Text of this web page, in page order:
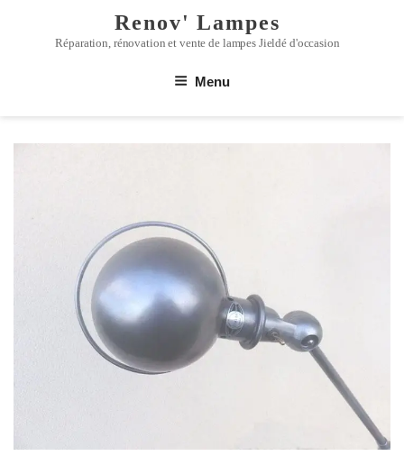
Renov' Lampes
Réparation, rénovation et vente de lampes Jieldé d'occasion
Menu